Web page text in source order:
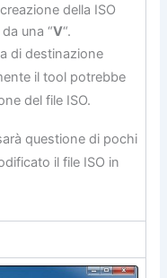
della ISO
una “V“.
di destinazione
il tool potrebbe
del file ISO.
questione di pochi
il file ISO in